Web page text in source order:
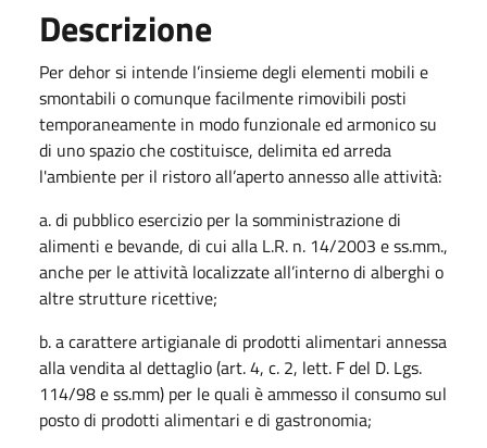
Descrizione
Per dehor si intende l’insieme degli elementi mobili e
smontabili o comunque facilmente rimovibili posti
temporaneamente in modo funzionale ed armonico su
di uno spazio che costituisce, delimita ed arreda
l'ambiente per il ristoro all’aperto annesso alle attività:
a. di pubblico esercizio per la somministrazione di
alimenti e bevande, di cui alla L.R. n. 14/2003 e ss.mm.,
anche per le attività localizzate all’interno di alberghi o
altre strutture ricettive;
b. a carattere artigianale di prodotti alimentari annessa
alla vendita al dettaglio (art. 4, c. 2, lett. F del D. Lgs.
114/98 e ss.mm) per le quali è ammesso il consumo sul
posto di prodotti alimentari e di gastronomia;